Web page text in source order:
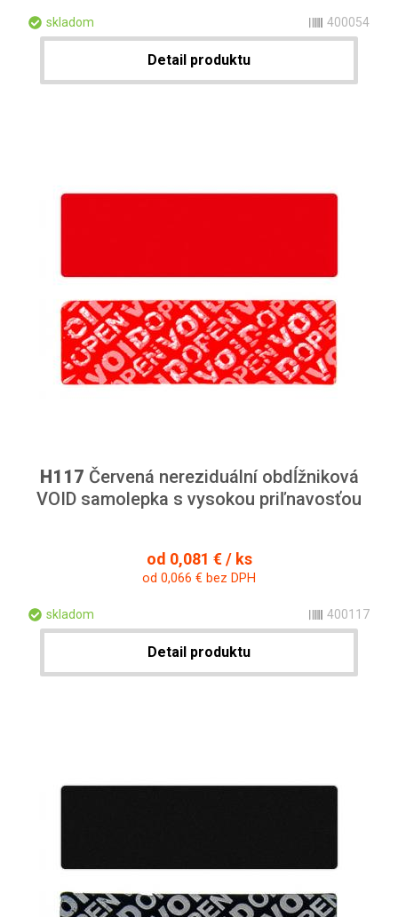
skladom 400054
Detail produktu
H117 Červená nereziduální obdĺžniková
VOID samolepka s vysokou priľnavosťou
od 0,081 € / ks
od 0,066 € bez DPH
skladom 400117
Detail produktu